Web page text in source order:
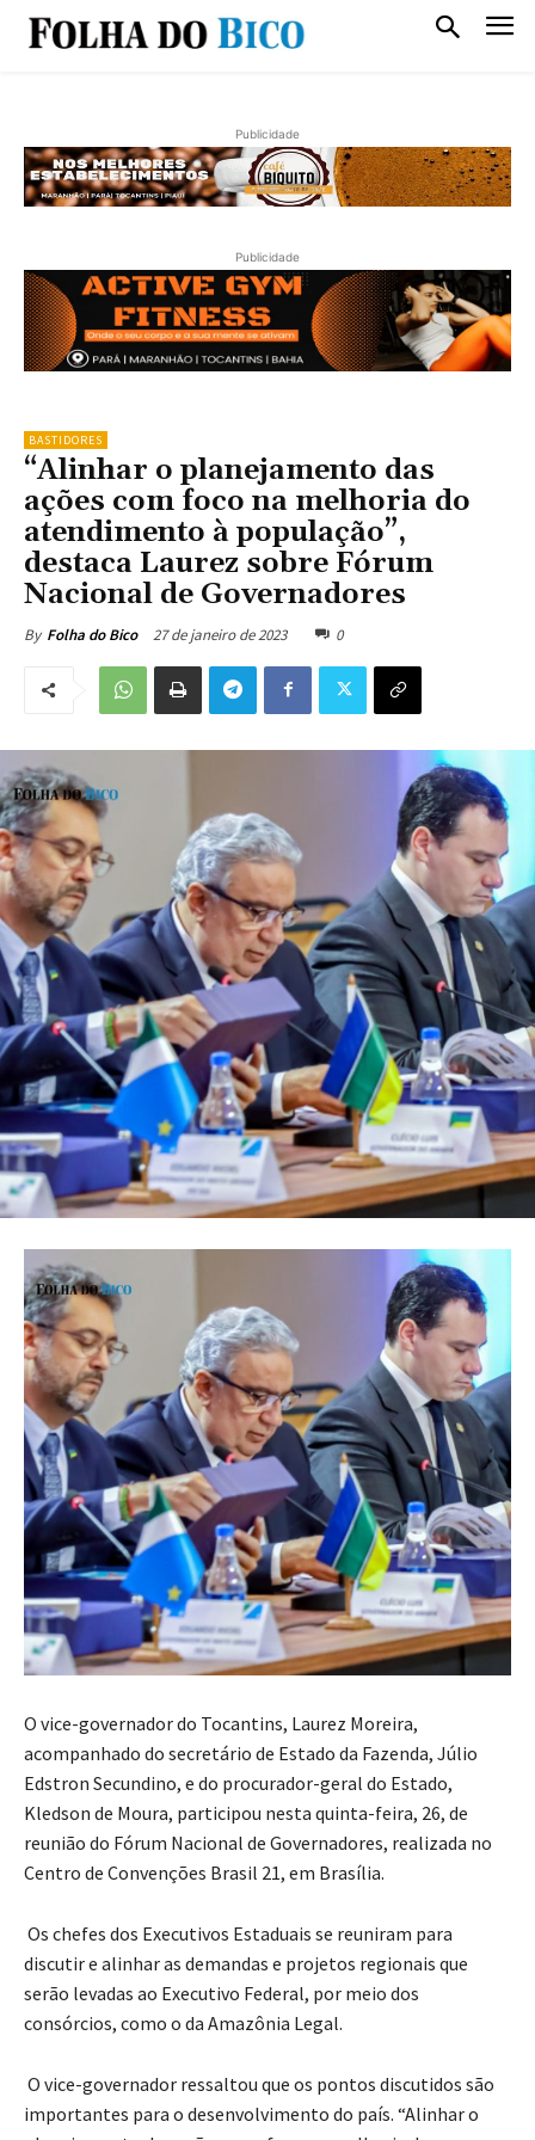
Publicidade
Publicidade
BASTIDORES
“Alinhar o planejamento das
ações com foco na melhoria do
atendimento à população”,
destaca Laurez sobre Fórum
Nacional de Governadores
By Folha do Bico 27 de janeiro de 2023 0
O vice-governador do Tocantins, Laurez Moreira,
acompanhado do secretário de Estado da Fazenda, Júlio
Edstron Secundino, e do procurador-geral do Estado,
Kledson de Moura, participou nesta quinta-feira, 26, de
reunião do Fórum Nacional de Governadores, realizada no
Centro de Convenções Brasil 21, em Brasília.
Os chefes dos Executivos Estaduais se reuniram para
discutir e alinhar as demandas e projetos regionais que
serão levadas ao Executivo Federal, por meio dos
consórcios, como o da Amazônia Legal.
O vice-governador ressaltou que os pontos discutidos são
importantes para o desenvolvimento do país. “Alinhar o